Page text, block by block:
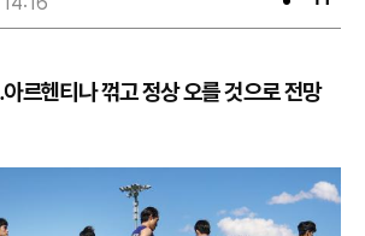
유
스
기
르헨티나 꺾고 정상 오를 것으로 전망